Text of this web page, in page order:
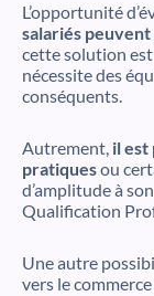
L’opportunité
salariés
cette solution est
nécessite des
conséquents.
Autrement, il est
pratiquesou
d’amplitude à
Qualification
Une autre
vers le